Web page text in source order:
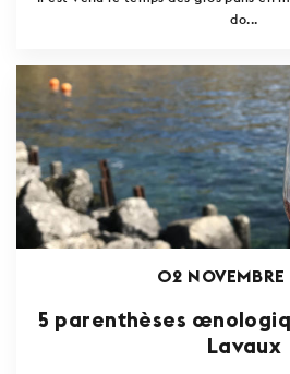
do...
02 NOVEMBRE
5 parenthèses
Lavaux